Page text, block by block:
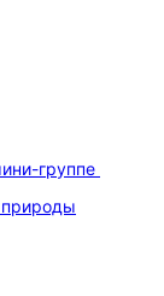
группе
природы